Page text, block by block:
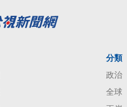
分類
政治
全球